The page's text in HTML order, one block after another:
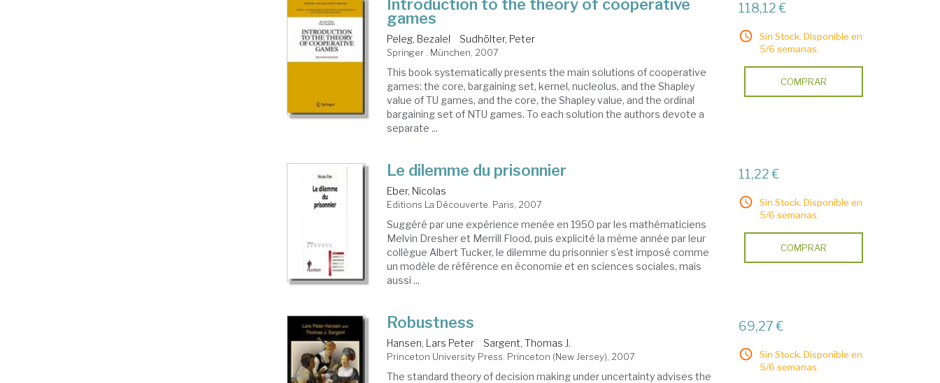
Introduction to the theory of cooperative
games
Peleg, Bezalel Sudhölter, Peter
Springer . München, 2007
This book systematically presents the main solutions of cooperative
games: the core, bargaining set, kernel, nucleolus, and the Shapley
value of TU games, and the core, the Shapley value, and the ordinal
bargaining set of NTU games. To each solution the authors devote a
separate ...
118,12 €
Sin Stock. Disponible en
5/6 semanas.
COMPRAR
Le dilemme du prisonnier
Eber, Nicolas
Editions La Découverte. Paris, 2007
Suggéré par une expérience menée en 1950 par les mathématiciens
Melvin Dresher et Merrill Flood, puis explicité la même année par leur
collègue Albert Tucker, le dilemme du prisonnier s'est imposé comme
un modèle de référence en économie et en sciences sociales, mais
aussi ...
11,22 €
Sin Stock. Disponible en
5/6 semanas.
COMPRAR
Robustness
Hansen, Lars Peter Sargent, Thomas J.
Princeton University Press. Princeton (New Jersey), 2007
The standard theory of decision making under uncertainty advises the
69,27 €
Sin Stock. Disponible en
5/6 semanas.